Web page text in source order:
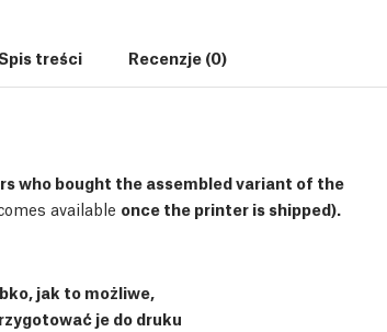
treści Recenzje (0)
who bought the assembled variant of the
available once the printer is shipped).
jak to możliwe,
je do druku